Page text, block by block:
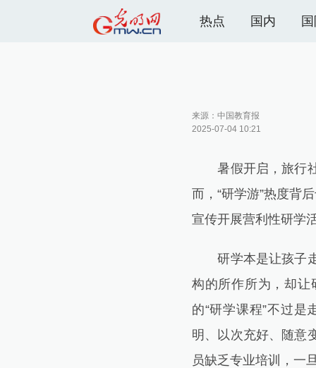
热点 国内
来源： 中国教育报
2025-07-04 10:21
暑假开启，旅行社
而，“研学游”热度背
宣传开展营利性研学
研学本是让孩子走
构的所作所为，却让
的“研学课程”不过
明、以次充好、随意
员缺乏专业培训，一